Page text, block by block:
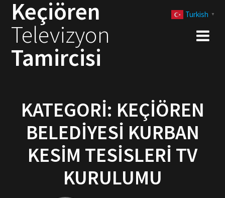
Keçiören
Televizyon
Tamircisi
KATEGORI: KEÇIÖREN
BELEDIYESI KURBAN
KESIM TESISLERI TV
KURULUMU
Turkish ▼